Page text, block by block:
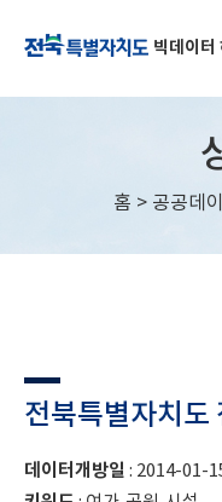
빅데이터
홈 > 공공데
전북특별자치도
데이터개방일 : 2014-01-